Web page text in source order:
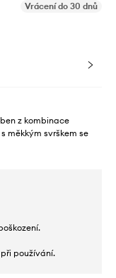
Vrácení do 30 dnů
z kombinace
měkkým svrškem se
používání.